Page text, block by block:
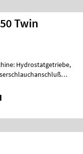
Twin
Hydrostatgetriebe,